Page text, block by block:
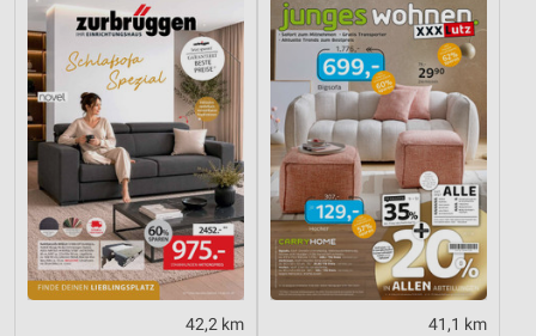
42,2 km 41,1 km